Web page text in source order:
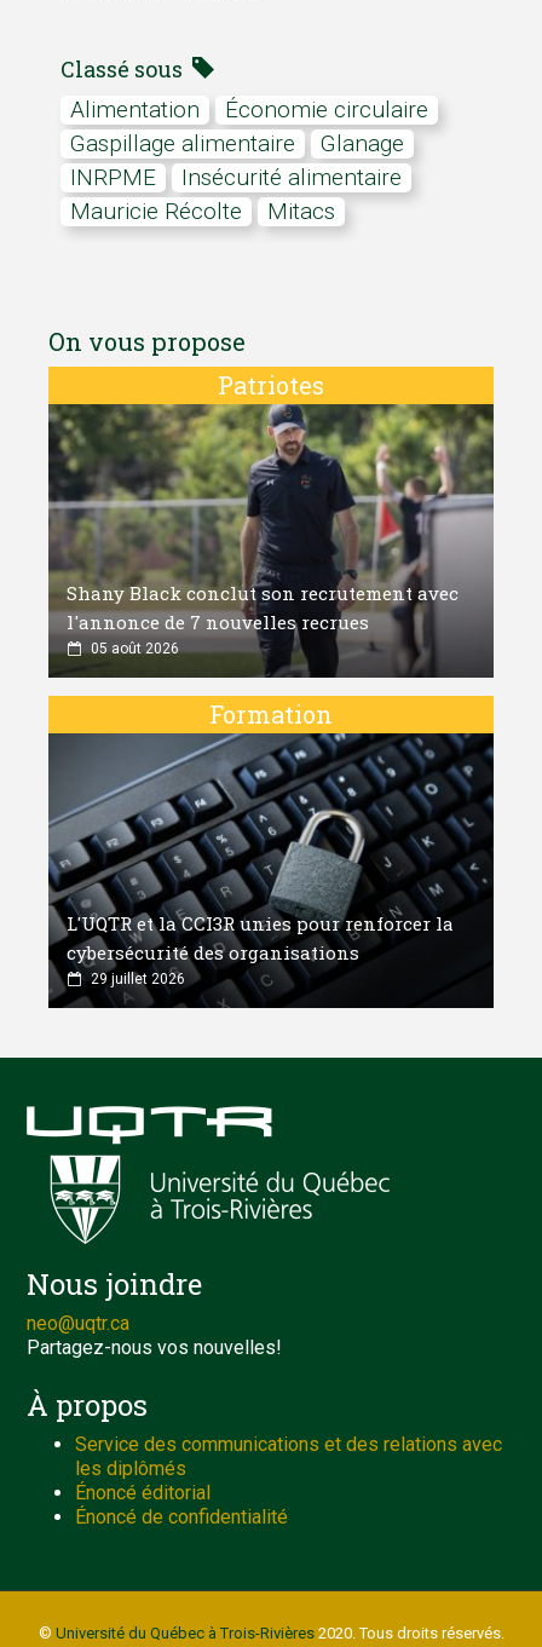
Classé sous
alimentation
économie circulaire
gaspillage alimentaire
glanage
INRPME
insécurité alimentaire
Mauricie Récolte
Mitacs
On vous propose
Patriotes
Shany Black conclut son recrutement avec
l'annonce de 7 nouvelles recrues
05 août 2026
Formation
L'UQTR et la CCI3R unies pour renforcer la
cybersécurité des organisations
29 juillet 2026
Nous joindre
neo@uqtr.ca
Partagez-nous vos nouvelles!
À propos
Service des communications et des relations avec
les diplômés
Énoncé éditorial
Énoncé de confidentialité
© Université du Québec à Trois-Rivières2020. Tous droits réservés.